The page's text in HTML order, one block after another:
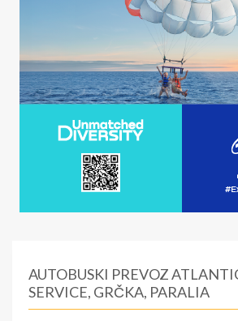
AUTOBUSKI PREVOZ
SERVICE, GRČKA, PARALIA